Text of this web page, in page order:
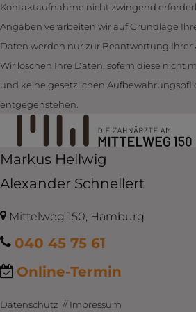
Kontaktaufnahme nicht zwingend
Angaben verarbeiten wir auf Grundlage
Daten werden nur zur Beantwortung Ihrer
Wir löschen Ihre Daten, sofern diese nicht
und keine gesetzlichen
entgegenstehen.
Markus Hellwig
Alexander Schnellert
Mittelweg 150, Hamburg
040 45 75 61
Online-Termin
Datenschutz //Impressum